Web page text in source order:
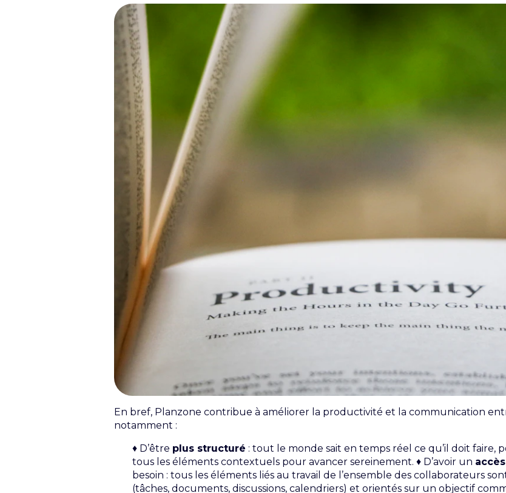
En bref, Planzone contribue à améliorer la productivité et la communication
notamment :
♦ D’être plus structuré : tout le monde sait en temps réel ce qu’il doit faire,
tous les éléments contextuels pour avancer sereinement. ♦ D’avoir un
besoin : tous les éléments liés au travail de l’ensemble des collaborateurs
(tâches, documents, discussions, calendriers) et orientés sur un objectif